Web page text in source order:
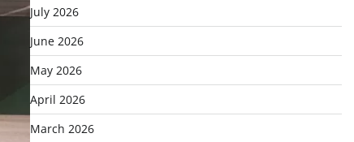
July 2026
June 2026
May 2026
April 2026
March 2026